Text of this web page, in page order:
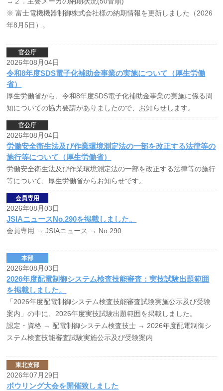
※ 富士電機機器制御株式会社様の納期情報を更新しました（2026
年8月5日）。
官公庁
2026年08月04日
令和8年度SDS電子化補助金事業の実施について（厚生労働
省）
厚生労働省から、令和8年度SDS電子化補助金事業の実施に係る周
知についての協力要請がありましたので、お知らせします。
官公庁
2026年08月04日
労働安全衛生法及び作業環境測定法の一部を改正する法律等の
施行等について（厚生労働省）
労働安全衛生法及び作業環境測定法の一部を改正する法律等の施行
等について、厚生労働省からお知らせです。
会員専用
2026年08月03日
JSIAニュースNo.290を掲載しました。
会員専用 → JSIAニュース → No.290
本部
2026年08月03日
2026年度配電制御システム検査技能審査：実技試験出題範囲
を掲載しました。
「2026年度配電制御システム検査技能審査試験実施公示及び受験
案内」の中に、2026年度実技試験出題範囲を掲載しました。
認定・資格 →配電制御システム検査技士 → 2026年度配電制御シ
ステム検査技能審査試験実施公示及び受験案内
東北支部
2026年07月29日
ボウリング大会を開催致しました